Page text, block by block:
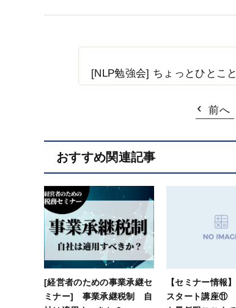
[NLP勉強会] ちょっとひとこ
前へ
おすすめ関連記事
[経営者のための事業承継セ
ミナー] 事業承継税制 自
【セミナー情報
スタート講座⑪